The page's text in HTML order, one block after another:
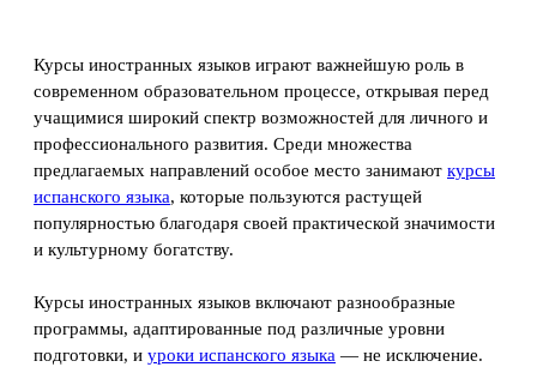
Курсы иностранных языков играют важнейшую роль в
современном образовательном процессе, открывая перед
учащимися широкий спектр возможностей для личного и
профессионального развития. Среди множества
предлагаемых направлений особое место занимают курсы
испанского языка, которые пользуются растущей
популярностью благодаря своей практической значимости
и культурному богатству.
Курсы иностранных языков включают разнообразные
программы, адаптированные под различные уровни
подготовки, и уроки испанского языка — не исключение.